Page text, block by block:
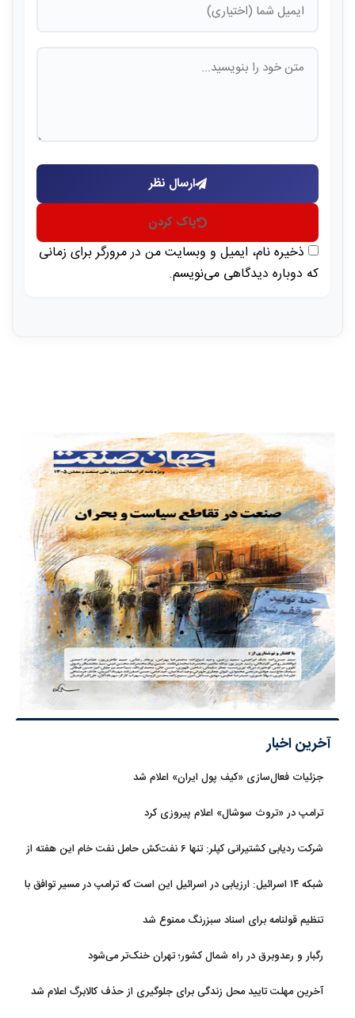
ارسال نظر
پاک کردن
ذخیره نام، ایمیل و وبسایت من در مرورگر برای زمانی
که دوباره دیدگاهی می‌نویسم.
آخرین اخبار
جزئیات فعال‌سازی «کیف پول ایران» اعلام شد
ترامپ در «تروث سوشال» اعلام پیروزی کرد
شرکت ردیابی کشتیرانی کپلر: تنها ۶ نفت‌کش حامل نفت خام این هفته از
شبکه ۱۴ اسرائیل: ارزیابی در اسرائیل این است که ترامپ در مسیر توافق با
تنظیم قولنامه برای اسناد سبزرنگ ممنوع شد
رگبار و رعدوبرق در راه شمال کشور؛ تهران خنک‌تر می‌شود
آخرین مهلت تایید محل زندگی برای جلوگیری از حذف کالابرگ اعلام شد